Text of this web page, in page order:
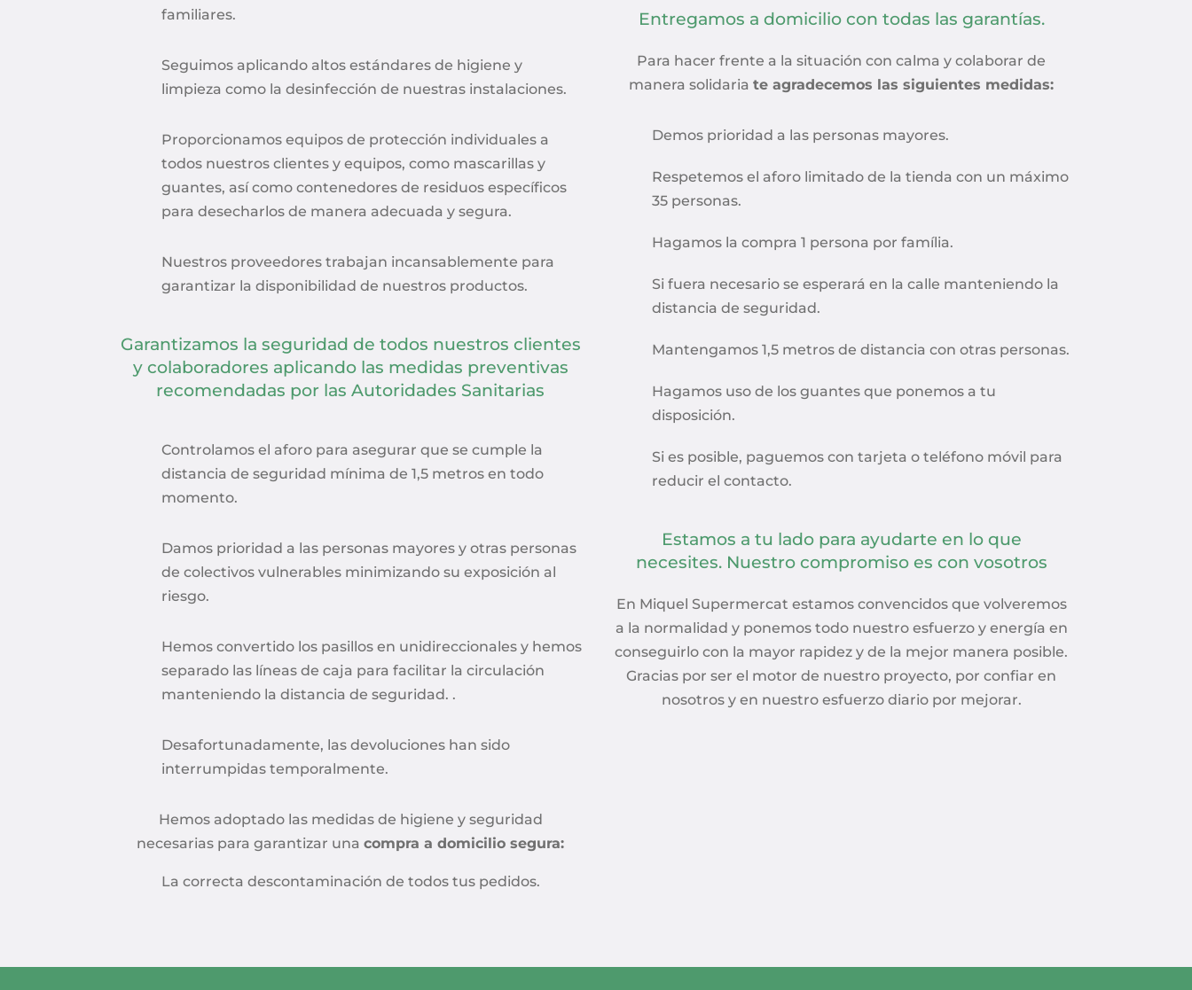
familiares.
Seguimos aplicando altos estándares de higiene y
limpieza como la desinfección de nuestras instalaciones.
Proporcionamos equipos de protección individuales a
todos nuestros clientes y equipos, como mascarillas y
guantes, así como contenedores de residuos específicos
para desecharlos de manera adecuada y segura.
Nuestros proveedores trabajan incansablemente para
garantizar la disponibilidad de nuestros productos.
Garantizamos la seguridad de todos nuestros clientes
y colaboradores aplicando las medidas preventivas
recomendadas por las Autoridades Sanitarias
Controlamos el aforo para asegurar que se cumple la
distancia de seguridad mínima de 1,5 metros en todo
momento.
Damos prioridad a las personas mayores y otras personas
de colectivos vulnerables minimizando su exposición al
riesgo.
Hemos convertido los pasillos en unidireccionales y hemos
separado las líneas de caja para facilitar la circulación
manteniendo la distancia de seguridad. .
Desafortunadamente, las devoluciones han sido
interrumpidas temporalmente.
Hemos adoptado las medidas de higiene y seguridad
necesarias para garantizar unacompra a domicilio segura:
La correcta descontaminación de todos tus pedidos.
Entregamos a domicilio con todas las garantías.
Para hacer frente a la situación con calma y colaborar de
manera solidariate agradecemos las siguientes medidas:
Demos prioridad a las personas mayores.
Respetemos el aforo limitado de la tienda con un máximo
35 personas.
Hagamos la compra 1 persona por família.
Si fuera necesario se esperará en la calle manteniendo la
distancia de seguridad.
Mantengamos 1,5 metros de distancia con otras personas.
Hagamos uso de los guantes que ponemos a tu
disposición.
Si es posible, paguemos con tarjeta o teléfono móvil para
reducir el contacto.
Estamos a tu lado para ayudarte en lo que
necesites. Nuestro compromiso es con vosotros
En Miquel Supermercat estamos convencidos que volveremos
a la normalidad y ponemos todo nuestro esfuerzo y energía en
conseguirlo con la mayor rapidez y de la mejor manera posible.
Gracias por ser el motor de nuestro proyecto, por confiar en
nosotros y en nuestro esfuerzo diario por mejorar.